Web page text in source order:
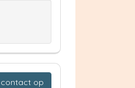
contact op